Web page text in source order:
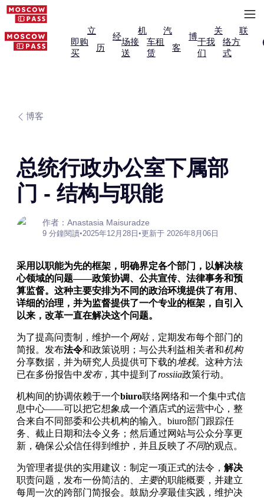
立
即购
买
经
历
机
场接
送
汽
车租
赁
博
客
关
于我
们
联
络方
式
博客
总统行政办公室下属部
门 - 结构与职能
作者：Anastasia Maisuradze
9 分鐘閱讀•2025年12月28日 •更新于 2026年8月06日
采用以职能为先的框架，明确界定各个部门，以解决核
心领域的问题——政策协调、公共宣传、法律事务和预
算监督。这种主要安排为不同的政治环境提供了有用、
详细的治理，并为监督提供了一个专业的框架，自引入
以来，改革一直在解决这个问题。
为了提高问责制，维护一个网站，定期发布每个部门的
简报。发布法令和政策说明；与公共利益相关者和机构
分享数据，并为研究人员提供可下载的堆栈。这种方法
已在多份报告中发布，其中提到了rossiia政策行动。
机构间的协调依赖于一个biuro联络网络和一个集中式信
息中心——可以把它想象成一个酒店式的运营中心，整
合来自不同部委和公共机构的输入。biuro部门跟踪任
务、截止日期和法令义务；然后通过网站与公众分享更
新，确保公众信任得到维护，并且反映了不同的观点。
为管理者提供的实用建议：制定一项正式的法令， 解决
职责问题，发布一份简洁的、
主要的职能概要，并建立
每周一次的跨部门简报会。鼓励分享最佳实践，维护决